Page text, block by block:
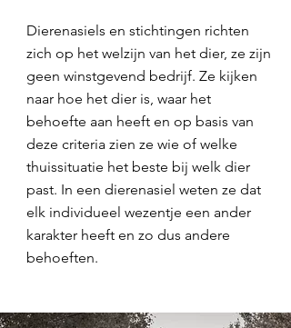
Dierenasiels en stichtingen richten
zich op het welzijn van het dier, ze zijn
geen winstgevend bedrijf. Ze kijken
naar hoe het dier is, waar het
behoefte aan heeft en op basis van
deze criteria zien ze wie of welke
thuissituatie het beste bij welk dier
past. In een dierenasiel weten ze dat
elk individueel wezentje een ander
karakter heeft en zo dus andere
behoeften.